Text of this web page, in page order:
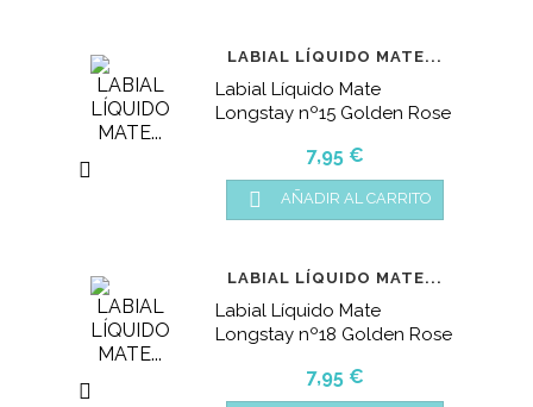

LABIAL LÍQUIDO MATE...
Labial Líquido Mate
Longstay nº15 Golden Rose
Precio
7,95 €
 AÑADIR AL CARRITO

LABIAL LÍQUIDO MATE...
Labial Líquido Mate
Longstay nº18 Golden Rose
Precio
7,95 €